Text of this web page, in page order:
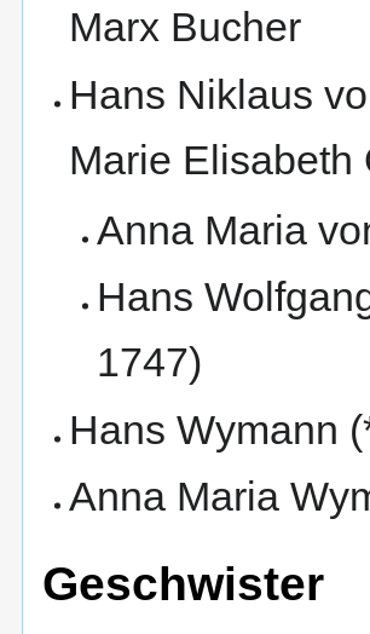
Marx Bucher
Hans Niklaus
Marie Elisabeth
Anna Maria
Hans
1747)
Hans Wymann
Anna Maria
Geschwister